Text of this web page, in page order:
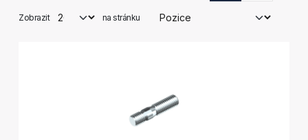
Zobrazit na stránku